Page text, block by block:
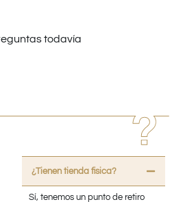
todavía
¿Tienen tienda fisica?
Sí, tenemos un punto de retiro